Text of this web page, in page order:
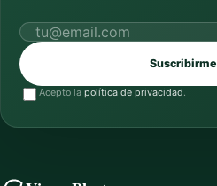
Correo electrónico
Suscribirme
Acepto la política de privacidad.